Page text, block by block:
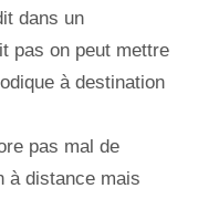
dans un
pas on peut mettre
à destination
pas mal de
à distance mais